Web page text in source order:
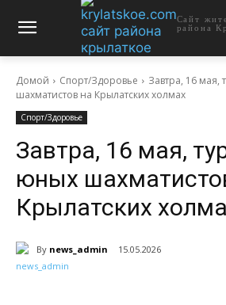
Сайт
района
Домой Спорт/Здоровье
Завтра, 16 мая,
шахматистов на Крылатских холмах
Спорт/Здоровье
Завтра, 16 мая,
юных
Крылатских
By news_admin 15.05.2026